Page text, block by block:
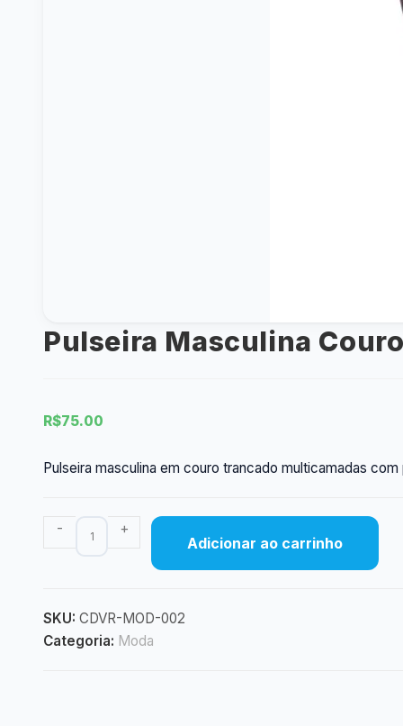
Pulseira Masculina
R$75.00
Pulseira masculina em couro trancado multicamadas
Pulseira
Masculina
- +
Adicionar ao carrinho
SKU: CDVR-MOD-002
Categoria: Moda